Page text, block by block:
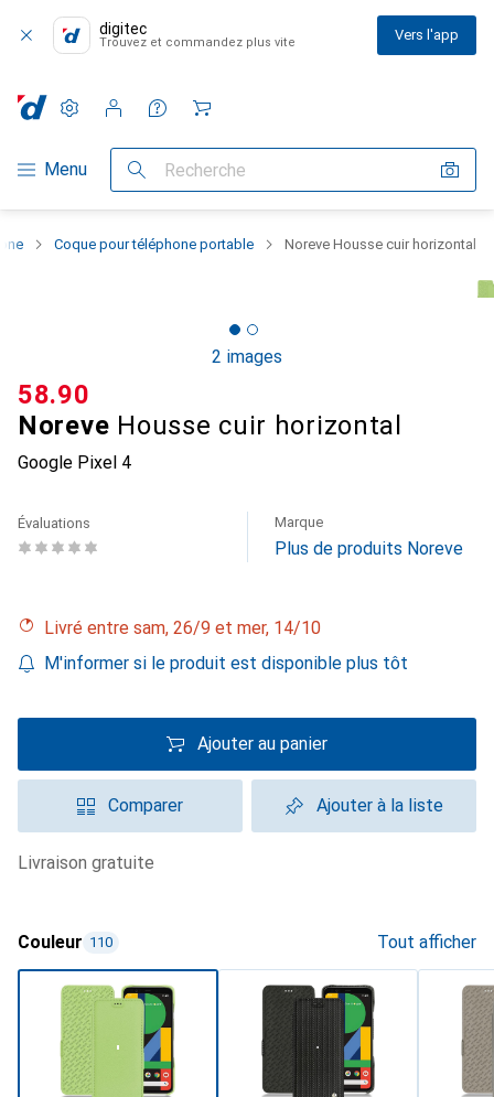
digitec
Trouvez et commandez plus vite Vers l'app
Navigation par catégorie
Menu Recherche
Paramètres
Compte client
Listes de comparaison
Listes d'envies
Panier
Coque pour téléphone portable Noreve Housse cuir horizontal
2 images
Noreve Housse cuir horizontal
Google Pixel 4
CHF
58.90
Évaluations Marque
Plus de produits Noreve
Livré entre sam, 26/9 et mer, 14/10
M'informer si le produit est disponible plus tôt
Ajouter au panier
Comparer Ajouter à la liste
livraison gratuite
Couleur 110 Tout afficher